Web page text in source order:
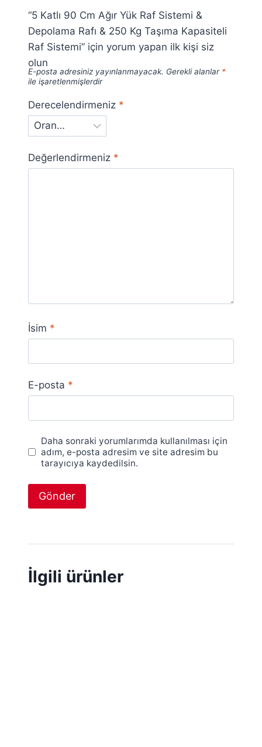
“5 Katlı 90 Cm Ağır Yük Raf Sistemi &
Depolama Rafı & 250 Kg Taşıma Kapasiteli
Raf Sistemi” için yorum yapan ilk kişi siz
olun
E-posta adresiniz yayınlanmayacak. Gerekli alanlar *
ile işaretlenmişlerdir
Derecelendirmeniz *
Değerlendirmeniz *
İsim *
E-posta *
Daha sonraki yorumlarımda kullanılması için
adım, e-posta adresim ve site adresim bu
tarayıcıya kaydedilsin.
İlgili ürünler